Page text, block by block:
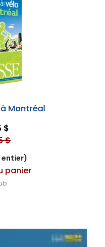
Montréal
$
$
entier)
panier